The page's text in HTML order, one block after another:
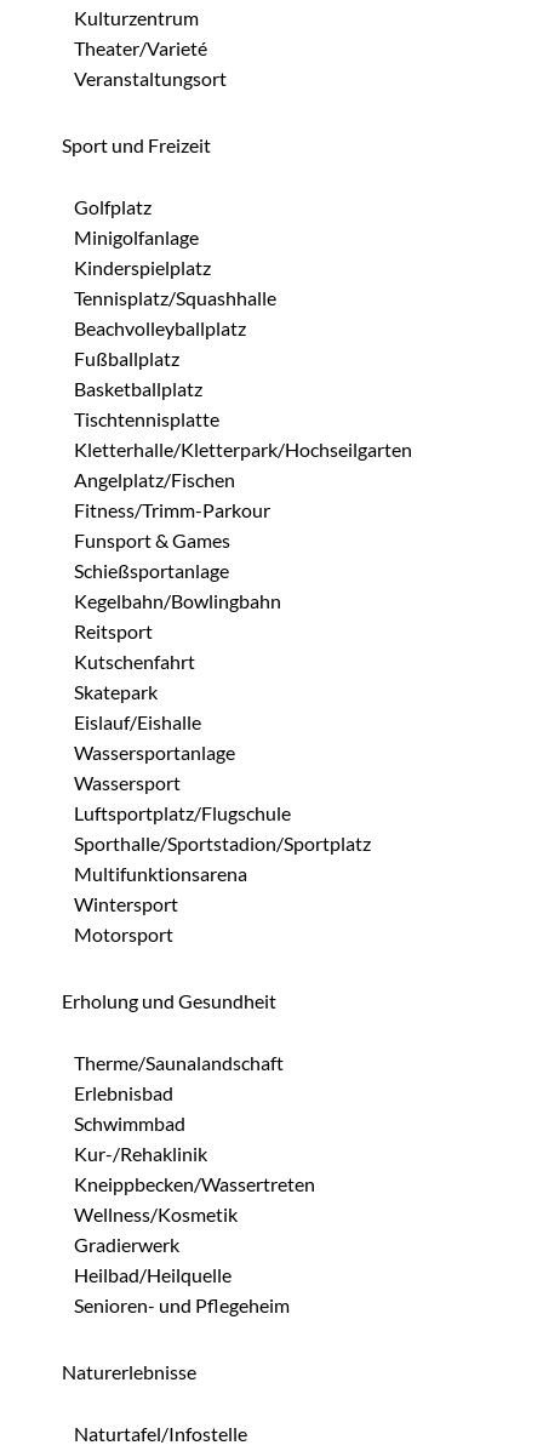
Kulturzentrum
Theater/Varieté
Veranstaltungsort
Sport und Freizeit
Golfplatz
Minigolfanlage
Kinderspielplatz
Tennisplatz/Squashhalle
Beachvolleyballplatz
Fußballplatz
Basketballplatz
Tischtennisplatte
Kletterhalle/Kletterpark/Hochseilgarten
Angelplatz/Fischen
Fitness/Trimm-Parkour
Funsport & Games
Schießsportanlage
Kegelbahn/Bowlingbahn
Reitsport
Kutschenfahrt
Skatepark
Eislauf/Eishalle
Wassersportanlage
Wassersport
Luftsportplatz/Flugschule
Sporthalle/Sportstadion/Sportplatz
Multifunktionsarena
Wintersport
Motorsport
Erholung und Gesundheit
Therme/Saunalandschaft
Erlebnisbad
Schwimmbad
Kur-/Rehaklinik
Kneippbecken/Wassertreten
Wellness/Kosmetik
Gradierwerk
Heilbad/Heilquelle
Senioren- und Pflegeheim
Naturerlebnisse
Naturtafel/Infostelle